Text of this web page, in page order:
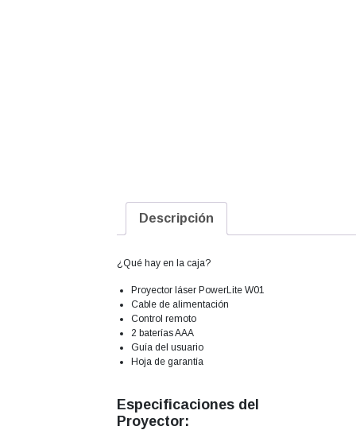
Descripción
¿Qué hay en la caja?
Proyector láser PowerLite W01
Cable de alimentación
Control remoto
2 baterías AAA
Guía del usuario
Hoja de garantía
Especificaciones del
Proyector: